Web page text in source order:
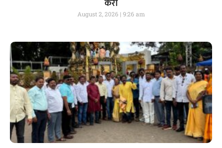
करा
August 2, 2026 9:26 am